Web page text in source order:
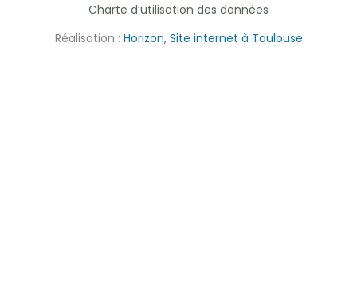
Charte d’utilisation des données
Réalisation : Horizon, Site internet à Toulouse